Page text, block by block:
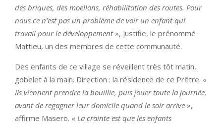
des briques, des moellons, réhabilitation des routes. Pour
nous ce n’est pas un problème de voir un enfant qui
travail pour le développement », justifie, le prénommé
Mattieu, un des membres de cette communauté.
Des enfants de ce village se réveillent très tôt matin,
gobelet à la main. Direction : la résidence de ce Prêtre. «
Ils viennent prendre la bouillie, puis jouer toute la journée,
avant de regagner leur domicile quand le soir arrive »,
affirme Masero. « La crainte est que les enfants